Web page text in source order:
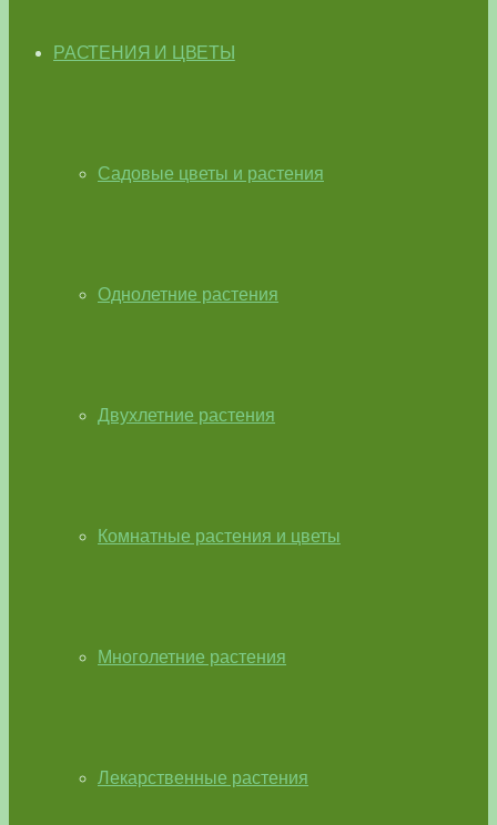
РАСТЕНИЯ И ЦВЕТЫ
Садовые цветы и растения
Однолетние растения
Двухлетние растения
Комнатные растения и цветы
Многолетние растения
Лекарственные растения